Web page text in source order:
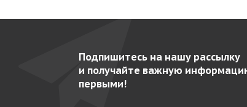
Кваркини КА-500-01 5
Подпишитесь на нашу рассылку
и получайте важную
первыми!